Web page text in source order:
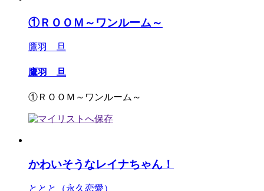
①ＲＯＯＭ～ワンルーム～
鷹羽 旦
鷹羽 旦
①ＲＯＯＭ～ワンルーム～
かわいそうなレイナちゃん！
ととと（永久恋愛）